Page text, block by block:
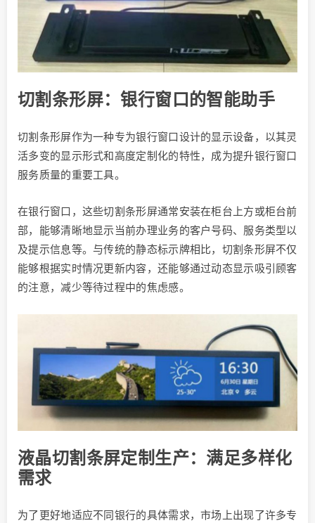
切割条形屏：银行窗口的智能助手
切割条形屏作为一种专为银行窗口设计的显示设备，以其灵
活多变的显示形式和高度定制化的特性，成为提升银行窗口
服务质量的重要工具。
在银行窗口，这些切割条形屏通常安装在柜台上方或柜台前
部，能够清晰地显示当前办理业务的客户号码、服务类型以
及提示信息等。与传统的静态标示牌相比，切割条形屏不仅
能够根据实时情况更新内容，还能够通过动态显示吸引顾客
的注意，减少等待过程中的焦虑感。
液晶切割条屏定制生产：满足多样化
需求
为了更好地适应不同银行的具体需求，市场上出现了许多专